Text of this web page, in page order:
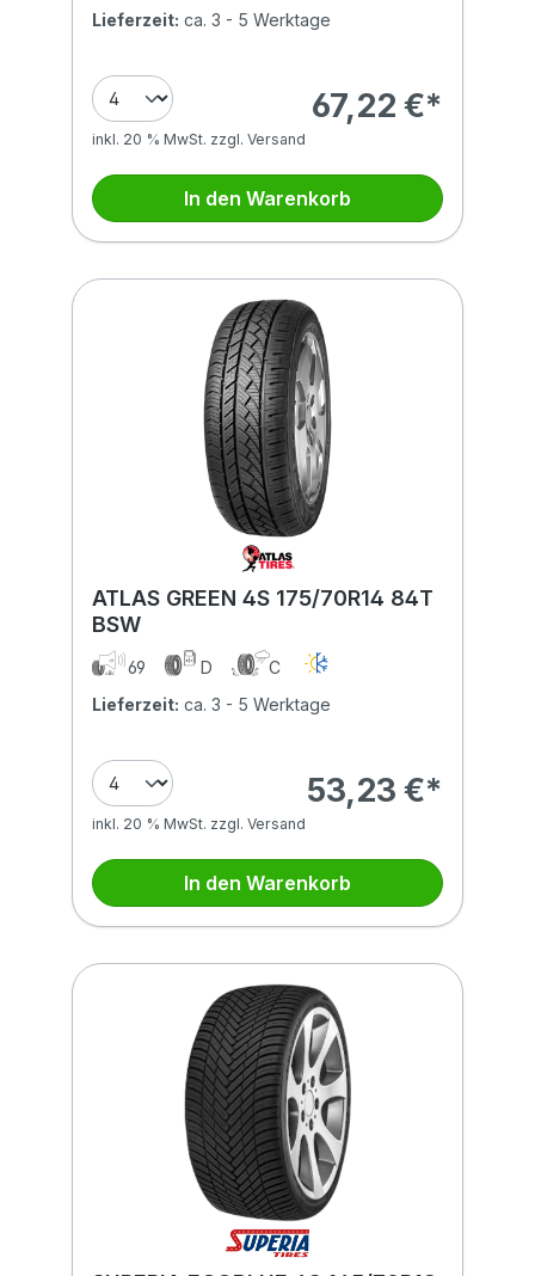
Lieferzeit: ca. 3 - 5 Werktage
67,22 €*
inkl. 20 % MwSt. zzgl. Versand
In den Warenkorb
ATLAS GREEN 4S 175/70R14 84T
BSW
69 D
C
Lieferzeit: ca. 3 - 5 Werktage
53,23 €*
inkl. 20 % MwSt. zzgl. Versand
In den Warenkorb